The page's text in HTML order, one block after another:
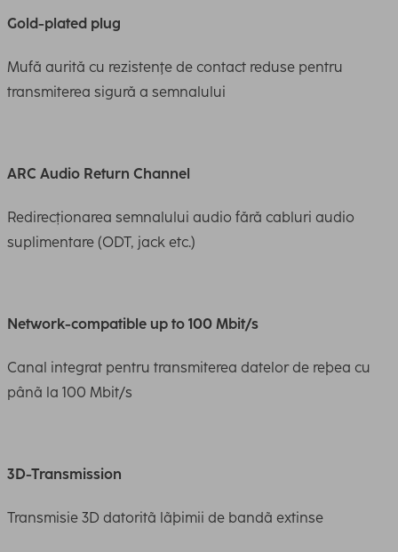
Gold-plated plug
Mufă aurită cu rezistenţe de contact reduse pentru
transmiterea sigură a semnalului
ARC Audio Return Channel
Redirecționarea semnalului audio fără cabluri audio
suplimentare (ODT, jack etc.)
Network-compatible up to 100 Mbit/s
Canal integrat pentru transmiterea datelor de reþea cu
pânã la 100 Mbit/s
3D-Transmission
Transmisie 3D datoritã lãþimii de bandã extinse